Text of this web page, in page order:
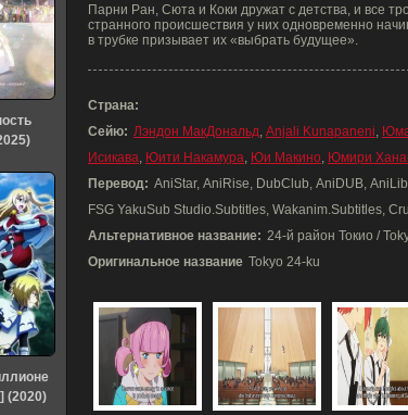
Парни Ран, Сюта и Коки дружат с детства, и все
странного происшествия у них одновременно
в трубке призывает их «выбрать будущее».
Страна:
Сейю: Лэндон МакДональд, Anjali Kunapaneni,
Исикава, Юити Накамура, Юи Макино, Юмири
Перевод: AniStar, AniRise, DubClub, AniDUB,
FSG YakuSub Studio.Subtitles, Wakanim.Subtitles,
Альтернативное название: 24-й район Токио /
Оригинальное название Tokyo 24-ku
(2020)